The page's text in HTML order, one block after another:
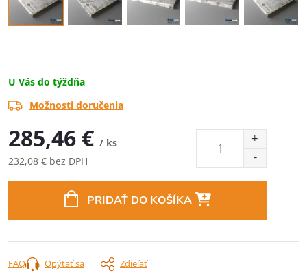
U Vás do týždňa
Možnosti doručenia
285,46 € / ks
232,08 € bez DPH
PRIDAŤ DO KOŠÍKA
Opýtať sa Zdieľať
FAQ